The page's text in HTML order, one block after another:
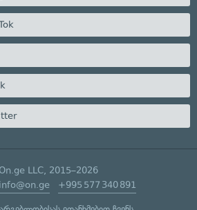
LLC, 2015–2026
info@on.ge +995 577 340 891